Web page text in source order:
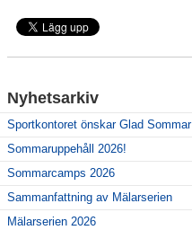
Stipendier
Kalender
Nyhetsarkiv
Sportkontoret önskar Glad Sommar
Sommaruppehåll 2026!
Sommarcamps 2026
Sammanfattning av Mälarserien
Mälarserien 2026